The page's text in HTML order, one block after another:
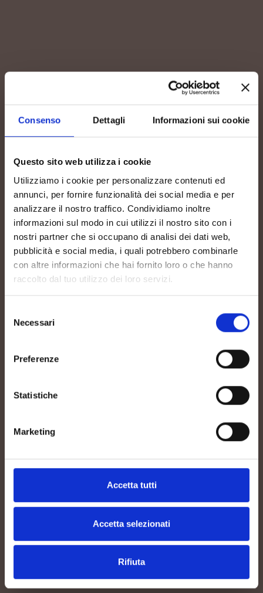
Consenso Dettagli Informazioni sui cookie
Questo sito web utilizza i cookie
Utilizziamo i cookie per personalizzare contenuti ed
annunci, per fornire funzionalità dei social media e per
analizzare il nostro traffico. Condividiamo inoltre
informazioni sul modo in cui utilizzi il nostro sito con i
nostri partner che si occupano di analisi dei dati web,
pubblicità e social media, i quali potrebbero combinarle
con altre informazioni che hai fornito loro o che hanno
raccolto dal tuo utilizzo dei loro servizi.
delNecessari
Preferenze
Statistiche
Marketing
Accetta tutti
Accetta selezionati
Rifiuta